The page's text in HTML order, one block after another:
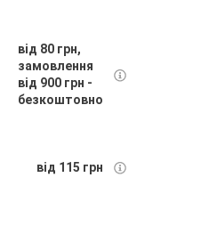
від 80 грн,
замовлення
від 900 грн -
безкоштовно
від 115 грн